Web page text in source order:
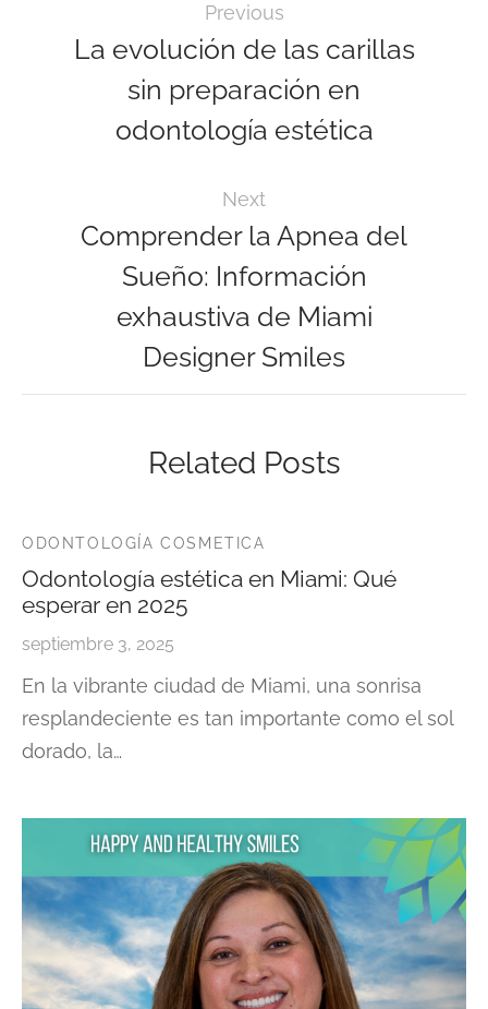
Previous
La evolución de las carillas
sin preparación en
odontología estética
Next
Comprender la Apnea del
Sueño: Información
exhaustiva de Miami
Designer Smiles
Related Posts
ODONTOLOGÍA COSMETICA
Odontología estética en Miami: Qué
esperar en 2025
septiembre 3, 2025
En la vibrante ciudad de Miami, una sonrisa
resplandeciente es tan importante como el sol
dorado, la…